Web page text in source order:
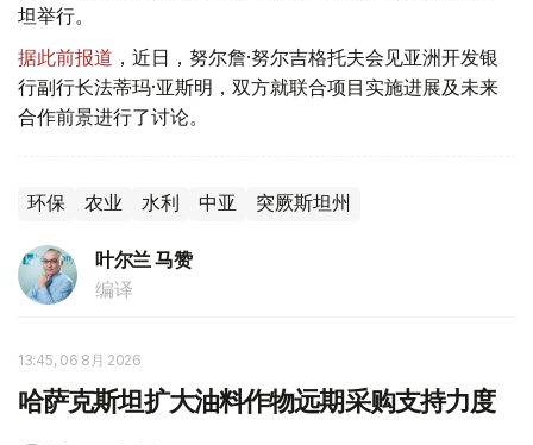
坦举行。
据此前报道 ，近日，努尔詹·努尔吉格托夫会见亚洲开发银
行副行长法蒂玛·亚斯明，双方就联合项目实施进展及未来
合作前景进行了讨论。
环保 农业 水利 中亚 突厥斯坦州
叶尔兰 马赞
编译
13:45, 06 8月 2026
哈萨克斯坦扩大油料作物远期采购支持力度